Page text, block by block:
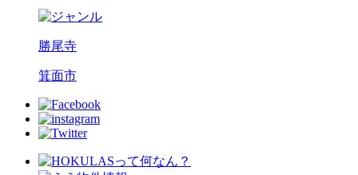
勝尾寺
箕面市